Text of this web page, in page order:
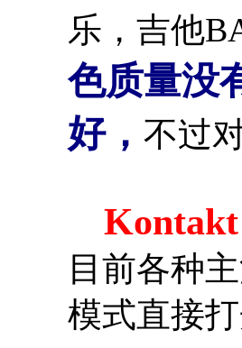
乐，吉他
色质量没
好， 不过
Kontakt
目前各种
模式直接